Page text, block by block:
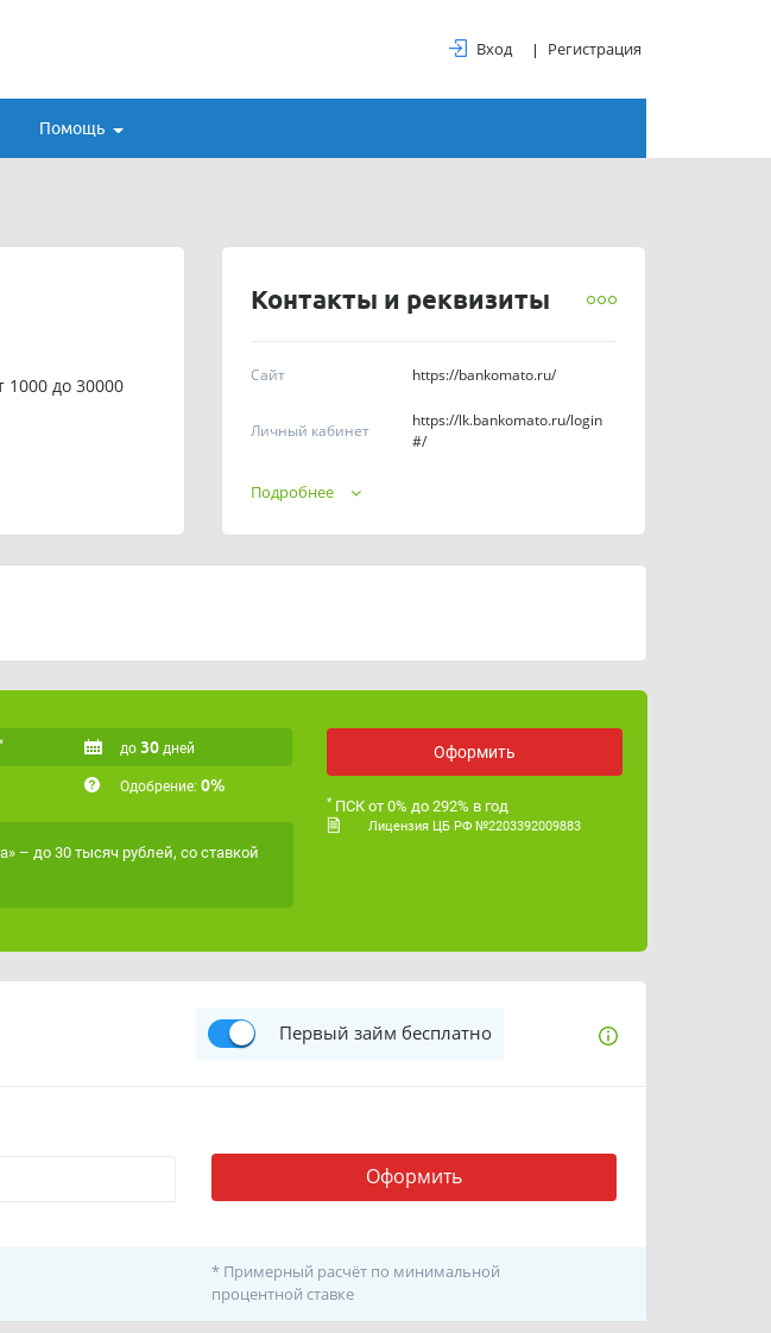
Вход Регистрация
Помощь
Контакты и реквизиты
Сайт https://bankomato.ru/
Личный кабинет
https://lk.bankomato.ru/login
#/
Телефоны
График работы с 9 до 18
Лицензия ЦБ РФ № 2203392009883
Подробнее
до 30000
* до 30 дней
Одобрение: 0%
– до 30 тысяч рублей, со ставкой
Оформить
* ПСК от 0% до 292% в год
Лицензия ЦБ РФ №2203392009883
Первый займ бесплатно
Оформить
* Примерный расчёт по минимальной
процентной ставке